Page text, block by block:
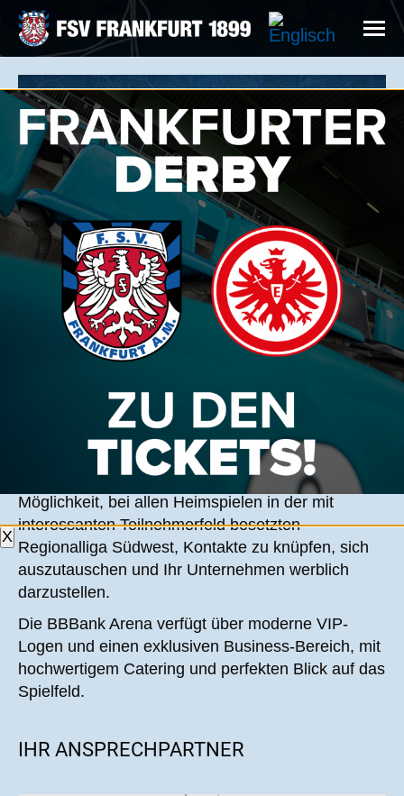
UNSERE PHILOSOPHIE
DER FSV FRANKFURT STEHT FÜR
GELEBTE UND LANGFRISTIGE
PARTNERSCHAFTEN.
Egal, ob als Werbe- oder Hospitality-Partner, der
FSV Frankfurt ist ein verlässlicher Partner für Ihr
Mit einem Engagement bei den Schwarzblauen
unterstützen Sie nicht nur einen großen, in
Frankfurt und der Region verwurzelten
Traditionsverein, sondern erhalten außerdem die
Möglichkeit, bei allen Heimspielen in der mit
interessanten Teilnehmerfeld besetzten
Regionalliga Südwest, Kontakte zu knüpfen, sich
auszutauschen und Ihr Unternehmen werblich
darzustellen.
Die BBBank Arena verfügt über moderne VIP-
Logen und einen exklusiven Business-Bereich, mit
hochwertigem Catering und perfekten Blick auf das
Spielfeld.
IHR ANSPRECHPARTNER
X